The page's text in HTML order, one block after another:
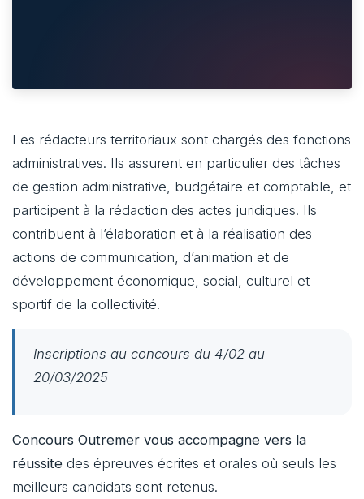
Les rédacteurs territoriaux sont chargés des fonctions
administratives. Ils assurent en particulier des tâches
de gestion administrative, budgétaire et comptable, et
participent à la rédaction des actes juridiques. Ils
contribuent à l’élaboration et à la réalisation des
actions de communication, d’animation et de
développement économique, social, culturel et
sportif de la collectivité.
Inscriptions au concours du 4/02 au
20/03/2025
Concours Outremer vous accompagne vers la
réussite des épreuves écrites et orales où seuls les
meilleurs candidats sont retenus.